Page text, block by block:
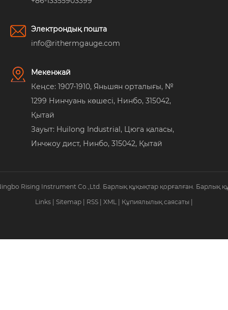
Электрондық пошта
info@rithermgauge.com
Мекенжай
Кеңсе: 1907-1910, Яньшян орталығы, №
1299 Нинчуань көшесі, Нинбо, 315042,
Қытай
Зауыт: Huilong Industrial, Цюга қаласы,
Инчжоу дист, Нинбо, 315042, Қытай
Rising Instrument Co.,Ltd. Барлық құқықтар қорғалған. Барлық
Links
Sitemap RSS XML Құпиялылық саясаты